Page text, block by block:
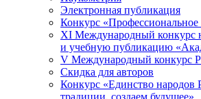
Электронная публикация
Конкурс «Профессиональное
XI Международный конкурс
и учебную публикацию
V Международный конкурс
Скидка для авторов
Конкурс «Единство народов
традиции, создаем будущее»